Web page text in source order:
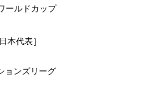
ールドカップ
本代表］
ョンズリーグ